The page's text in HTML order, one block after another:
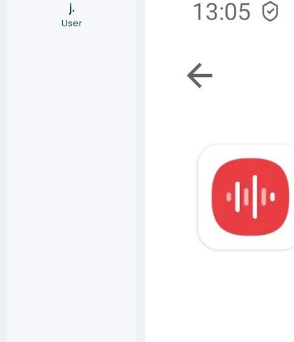
j.
User